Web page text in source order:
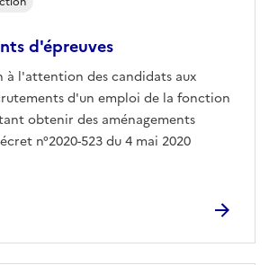
d'épreuves
à l'attention des candidats aux
d'un emploi de la fonction
obtenir des aménagements
n°2020-523 du 4 mai 2020